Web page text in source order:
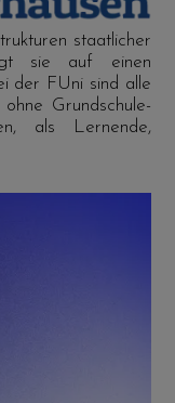
staatlicher
sie auf einen
der FUni sind alle
Grundschule-
als Lernende,